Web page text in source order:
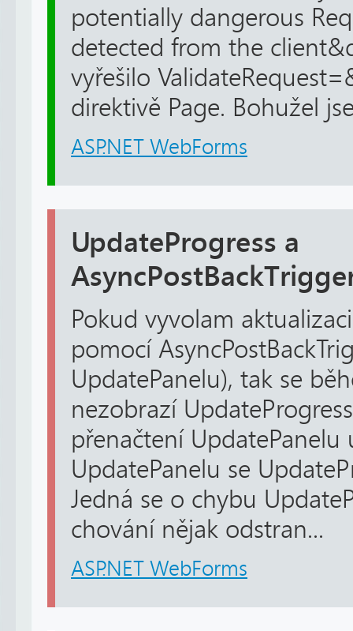
potentially dangerous
detected from the
vyřešilo
direktivě Page. Bohužel
ASP.NET WebForms
UpdateProgress a
Pokud vyvolam
pomocí
UpdatePanelu), tak se
nezobrazí
přenačtení
UpdatePanelu se
Jedná se o chybu
chování nějak odstran...
ASP.NET WebForms